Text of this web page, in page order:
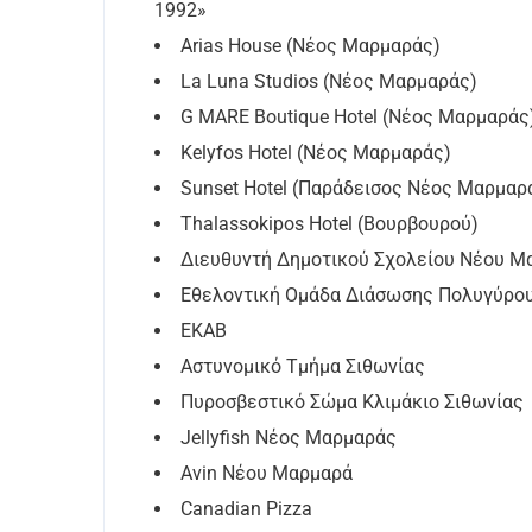
1992»
Arias House (Νέος Μαρμαράς)
La Luna Studios (Νέος Μαρμαράς)
G MARE Boutique Hotel (Νέος
Kelyfos Hotel (Νέος Μαρμαράς)
Sunset Hotel (Παράδεισος Νέος
Thalassokipos Hotel (Βουρβουρού)
Διευθυντή Δημοτικού Σχολείου Νέου
Εθελοντική Ομάδα Διάσωσης
ΕΚΑΒ
Αστυνομικό Τμήμα Σιθωνίας
Πυροσβεστικό Σώμα Κλιμάκιο Σιθωνίας
Jellyfish Νέος Μαρμαράς
Avin Νέου Μαρμαρά
Canadian Pizza